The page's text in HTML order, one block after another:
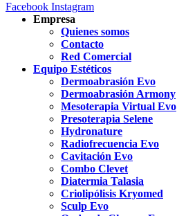
Facebook Instagram
Empresa
Quienes somos
Contacto
Red Comercial
Equipo Estéticos
Dermoabrasión Evo
Dermoabrasión Armony
Mesoterapia Virtual Evo
Presoterapia Selene
Hydronature
Radiofrecuencia Evo
Cavitación Evo
Combo Clevet
Diatermia Talasia
Criolipólisis Kryomed
Sculp Evo